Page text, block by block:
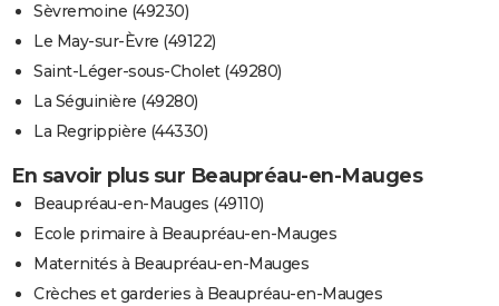
Sèvremoine (49230)
Le May-sur-Èvre (49122)
Saint-Léger-sous-Cholet (49280)
La Séguinière (49280)
La Regrippière (44330)
En savoir plus sur Beaupréau-en-Mauges
Beaupréau-en-Mauges (49110)
Ecole primaire à Beaupréau-en-Mauges
Maternités à Beaupréau-en-Mauges
Crèches et garderies à Beaupréau-en-Mauges